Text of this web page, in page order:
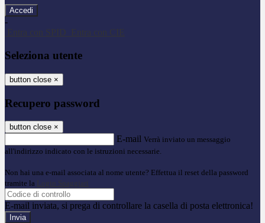
-
Entra con SPID
Entra con CIE
Seleziona utente
button close ×
Recupero password
button close ×
E-mail Verrà inviato un messaggio
all'indirizzo indicato con le istruzioni necessarie.
Non hai una e-mail associata al nome utente? Effettua il reset della password
tramite la Login Spaggiari
E-mail inviata, si prega di controllare la casella di posta elettronica!